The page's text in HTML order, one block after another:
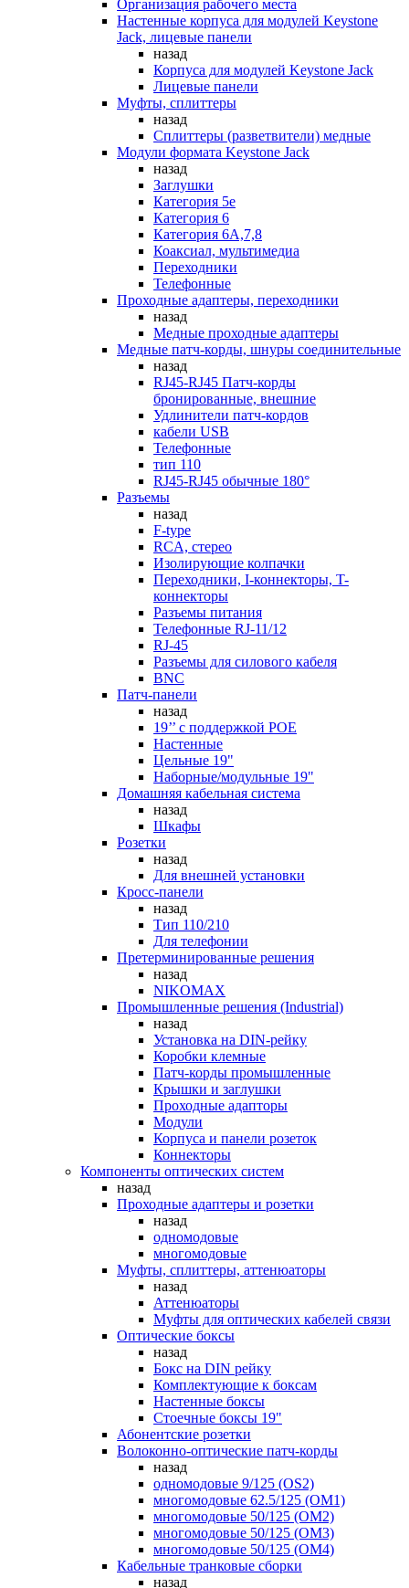
Организация рабочего места
Настенные корпуса для модулей Keystone
Jack, лицевые панели
назад
Корпуса для модулей Keystone Jack
Лицевые панели
Муфты, сплиттеры
назад
Сплиттеры (разветвители) медные
Модули формата Keystone Jack
назад
Заглушки
Категория 5е
Категория 6
Категория 6А,7,8
Коаксиал, мультимедиа
Переходники
Телефонные
Проходные адаптеры, переходники
назад
Медные проходные адаптеры
Медные патч-корды, шнуры соединительные
назад
RJ45-RJ45 Патч-корды
бронированные, внешние
Удлинители патч-кордов
кабели USB
Телефонные
тип 110
RJ45-RJ45 обычные 180°
Разъемы
назад
F-type
RCA, стерео
Изолирующие колпачки
Переходники, I-коннекторы, T-
коннекторы
Разъемы питания
Телефонные RJ-11/12
RJ-45
Разъемы для силового кабеля
BNC
Патч-панели
назад
19’’ с поддержкой POE
Настенные
Цельные 19"
Наборные/модульные 19"
Домашняя кабельная система
назад
Шкафы
Розетки
назад
Для внешней установки
Кросс-панели
назад
Тип 110/210
Для телефонии
Претерминированные решения
назад
NIKOMAX
Промышленные решения (Industrial)
назад
Установка на DIN-рейку
Коробки клемные
Патч-корды промышленные
Крышки и заглушки
Проходные адапторы
Модули
Корпуса и панели розеток
Коннекторы
Компоненты оптических систем
назад
Проходные адаптеры и розетки
назад
одномодовые
многомодовые
Муфты, сплиттеры, аттенюаторы
назад
Аттенюаторы
Муфты для оптических кабелей связи
Оптические боксы
назад
Бокс на DIN рейку
Комплектующие к боксам
Настенные боксы
Стоечные боксы 19"
Абонентские розетки
Волоконно-оптические патч-корды
назад
одномодовые 9/125 (OS2)
многомодовые 62.5/125 (OM1)
многомодовые 50/125 (OM2)
многомодовые 50/125 (OM3)
многомодовые 50/125 (OM4)
Кабельные транковые сборки
назад